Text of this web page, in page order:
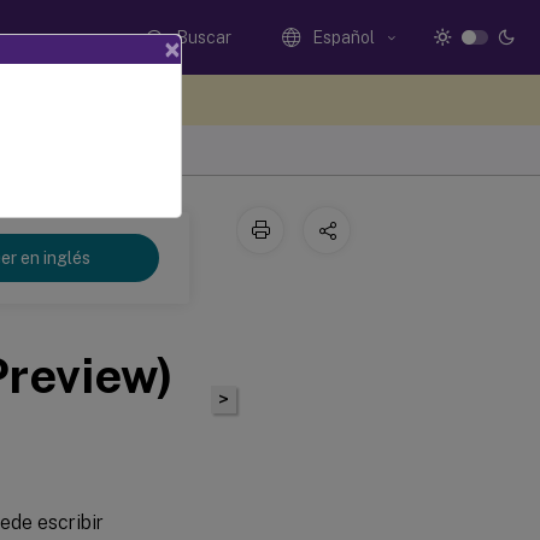
Buscar Español
en inglés
escribir
>
×